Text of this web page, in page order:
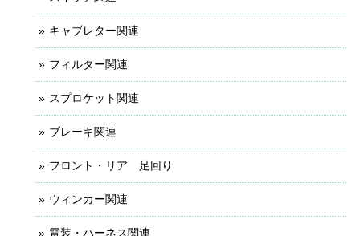
キャブレター関連
フィルター関連
スプロケット関連
ブレーキ関連
フロント・リア 足回り
ウィンカー関連
電装・ハーネス関連